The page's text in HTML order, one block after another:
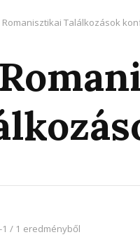
Romanisztikai Találkozások
/ 1 eredményből